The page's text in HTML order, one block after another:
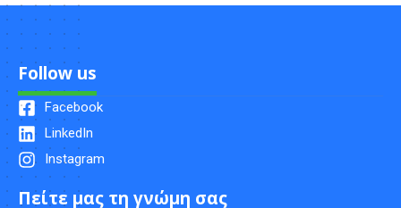
Follow us
Facebook
LinkedIn
Instagram
Πείτε μας τη γνώμη σας